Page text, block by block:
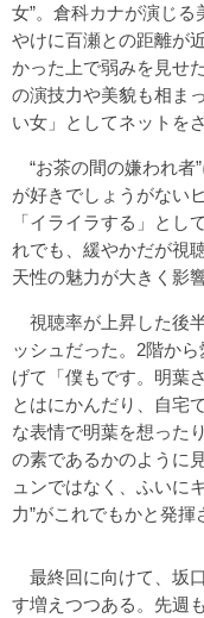
女”。倉科カナが演じ
やけに百瀬との距離が
かった上で弱みを見せ
の演技力や美貌も相ま
い女」としてネットを
“お茶の間の嫌われ者
が好きでしょうがない
「イライラする」とし
れでも、緩やかだが視
天性の魅力が大きく影
視聴率が上昇した後
ッシュだった。2階か
げて「僕もです。明葉
とはにかんだり、自宅
な表情で明葉を想った
の素であるかのように
ュンではなく、ふいに
力”がこれでもかと発揮
最終回に向けて、坂
す増えつつある。先週